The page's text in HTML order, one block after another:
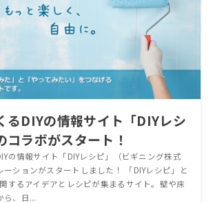
るDIYの情報サイト「DIYレシ
コラボがスタート！
の情報サイト「DIYレシピ」（ビギニング株式
ションがスタートしました！ 「DIYレシピ」と
するアイデアとレシピが集まるサイト。壁や床
ら、日...